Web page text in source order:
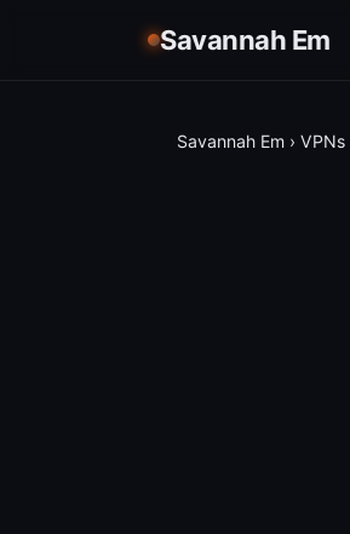
Savannah Em
Savannah Em › VPNs